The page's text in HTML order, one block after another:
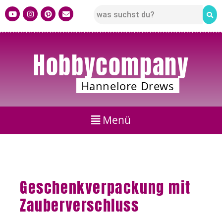
Hobbycompany
Hannelore Drews
Geschenkverpackung mit
Zauberverschluss